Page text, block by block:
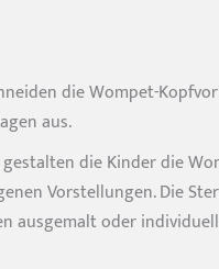
die Wompet-
aus.
die Kinder die
Vorstellungen. Die
ausgemalt oder